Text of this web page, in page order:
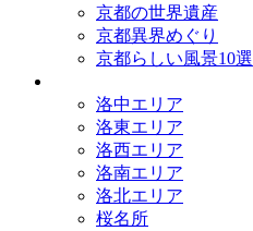
京都の世界遺産
京都異界めぐり
京都らしい風景10選
洛中エリア
洛東エリア
洛西エリア
洛南エリア
洛北エリア
桜名所